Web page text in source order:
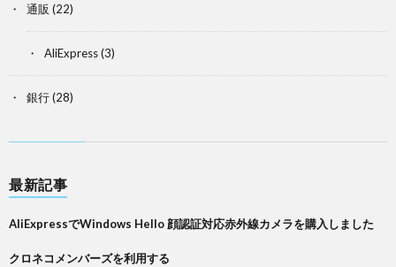
通販 (22)
AliExpress(3)
銀行(28)
最新記事
AliExpressでWindows Hello 顔認証対応赤外線カメラを購入しました
クロネコメンバーズを利用する